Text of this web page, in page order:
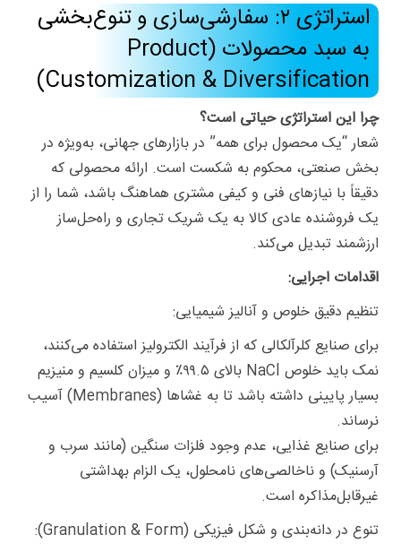
استراتژی ۲: سفارشی‌سازی و تنوع‌بخشی
به سبد محصولات (Product
Customization & Diversification)
چرا این استراتژی حیاتی است؟
شعار “یک محصول برای همه” در بازارهای جهانی، به‌ویژه در
بخش صنعتی، محکوم به شکست است. ارائه محصولی که
دقیقاً با نیازهای فنی و کیفی مشتری هماهنگ باشد، شما را از
یک فروشنده عادی کالا به یک شریک تجاری و راه‌حل‌ساز
ارزشمند تبدیل می‌کند.
اقدامات اجرایی:
تنظیم دقیق خلوص و آنالیز شیمیایی:
برای صنایع کلرآلکالی که از فرآیند الکترولیز استفاده می‌کنند،
نمک باید خلوص NaCl بالای ۹۹.۵٪ و میزان کلسیم و منیزیم
بسیار پایینی داشته باشد تا به غشاها (Membranes) آسیب
نرساند.
برای صنایع غذایی، عدم وجود فلزات سنگین (مانند سرب و
آرسنیک) و ناخالصی‌های نامحلول، یک الزام بهداشتی
غیرقابل‌مذاکره است.
تنوع در دانه‌بندی و شکل فیزیکی (Granulation & Form):